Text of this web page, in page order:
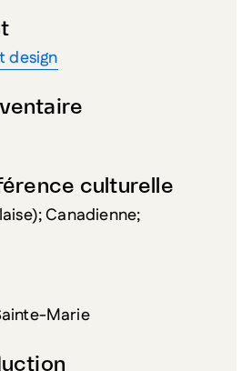
design
culturelle
Canadienne;
Marie